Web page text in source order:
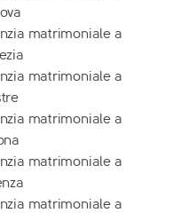
matrimoniale a
matrimoniale a
matrimoniale a
matrimoniale a
matrimoniale a